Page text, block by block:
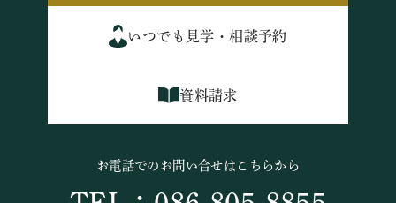
いつでも見学・相談予約
資料請求
お電話でのお問い合せはこちらから